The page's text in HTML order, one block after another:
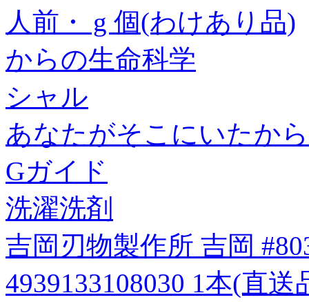
人前・ g 個(わけあり品)
からの生命科学
シャル
あなたがそこにいたから
Gガイド
洗濯洗剤
吉岡刃物製作所 吉岡
4939133108030 1本(直送